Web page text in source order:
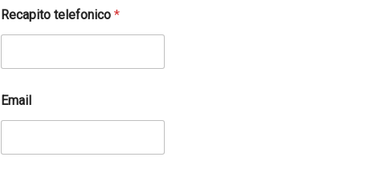
a
i
t
r
t
i
i
Recapito telefonico*
Email